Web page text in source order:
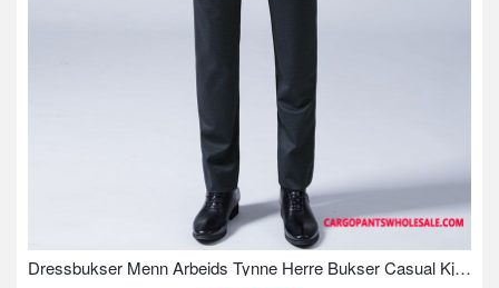
Dressbukser Menn Arbeids Tynne Herre Bukser Casual Kjole Sommer